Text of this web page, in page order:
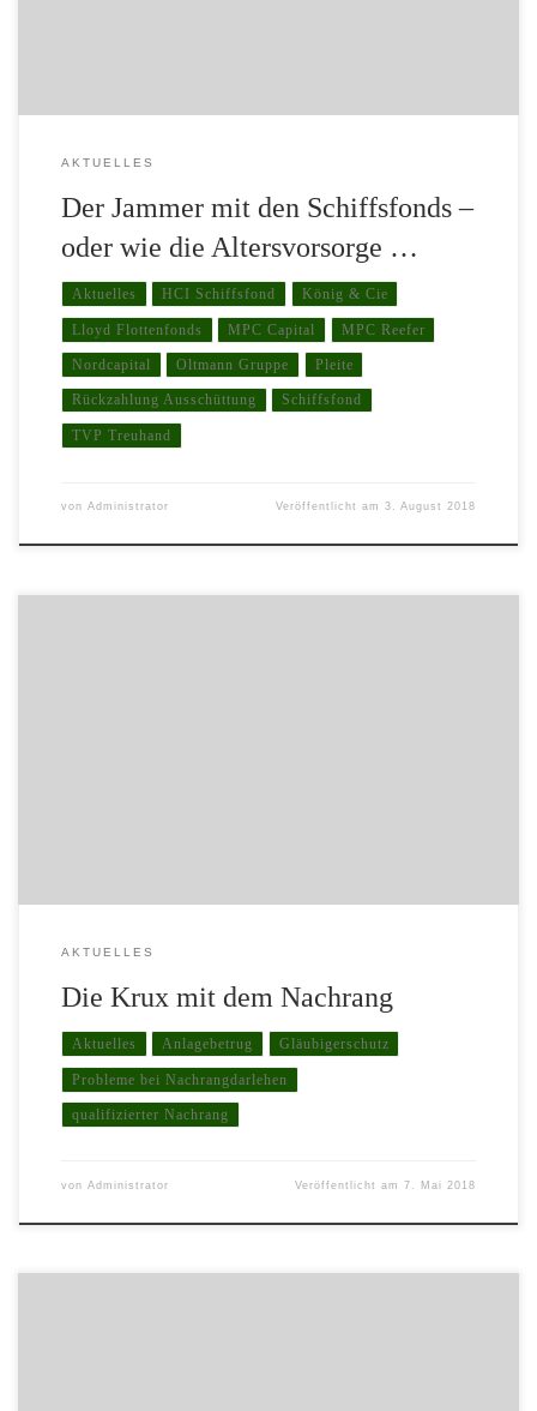
AKTUELLES
Der Jammer mit den Schiffsfonds –
oder wie die Altersvorsorge …
Aktuelles HCI Schiffsfond König & Cie
Lloyd Flottenfonds MPC Capital MPC Reefer
Nordcapital Oltmann Gruppe Pleite
Rückzahlung Ausschüttung Schiffsfond
TVP Treuhand
von Administrator Veröffentlicht am3. August 2018
AKTUELLES
Die Krux mit dem Nachrang
Aktuelles Anlagebetrug Gläubigerschutz
Probleme bei Nachrangdarlehen
qualifizierter Nachrang
von Administrator Veröffentlicht am7. Mai 2018